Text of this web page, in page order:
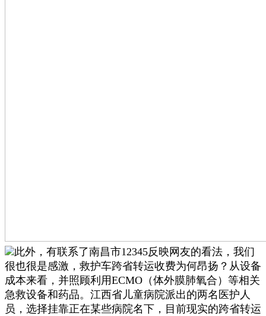
此外，有联系了南昌市12345反映网友的看法，我们
很也很是感激，救护车跨省转运收费为何昂扬？从设备
成本来看，并照顾利用ECMO（体外膜肺氧合）等相关
急救设备和药品。江西省儿童病院派出的两名医护人
员，选择挂靠正在某些病院名下，目前现实的跨省转运